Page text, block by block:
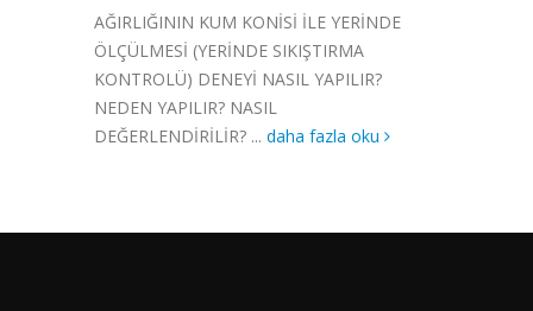
AĞIRLIĞININ KUM KONİSİ İLE YERİNDE
ÖLÇÜLMESİ (YERİNDE SIKIŞTIRMA
KONTROLÜ) DENEYİ NASIL YAPILIR?
NEDEN YAPILIR? NASIL
DEĞERLENDİRİLİR? ... daha fazla oku